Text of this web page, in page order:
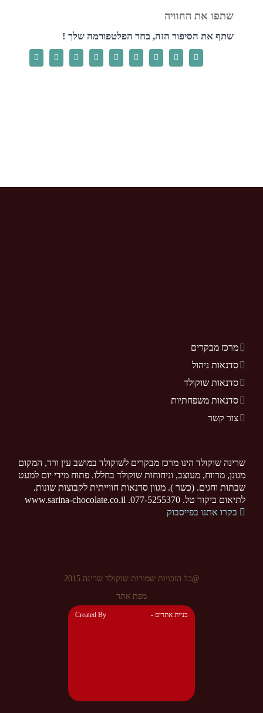
שתף את הסיפור הזה, בחר הפלטפורמה שלך !
מרכז מבקרים
סדנאות ניהול
סדנאות שוקולד
סדנאות משפחתיות
צור קשר
שרינה שוקולד הינו מרכז מבקרים לשוקולד במושב עין ורד, המקום
מגונן, מרווח, מעוצב, וניחוחות שוקולד בחללו. פתוח מידי יום למעט
שבתות וחגים. (כשר ). מגוון סדנאות חווייתית לקבוצות שונות.
לתיאום ביקור טל. 077-5255370. www.sarina-chocolate.co.il
בקרו אתנו בפייסבוק
@כל הזכויות שמורות שוקולד שרינה 2015
מפת אתר
Created By - בניית אתרים